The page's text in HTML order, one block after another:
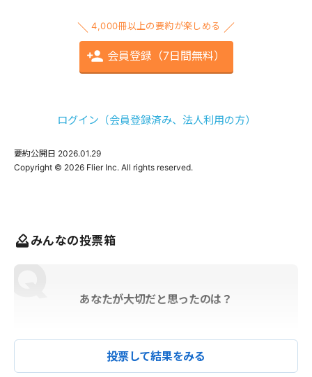
4,000冊以上の要約が楽しめる
会員登録（7日間無料）
ログイン（会員登録済み、法人利用の方）
要約公開日 2026.01.29
みんなの投票箱
あなたが大切だと思ったのは？
投票して結果をみる